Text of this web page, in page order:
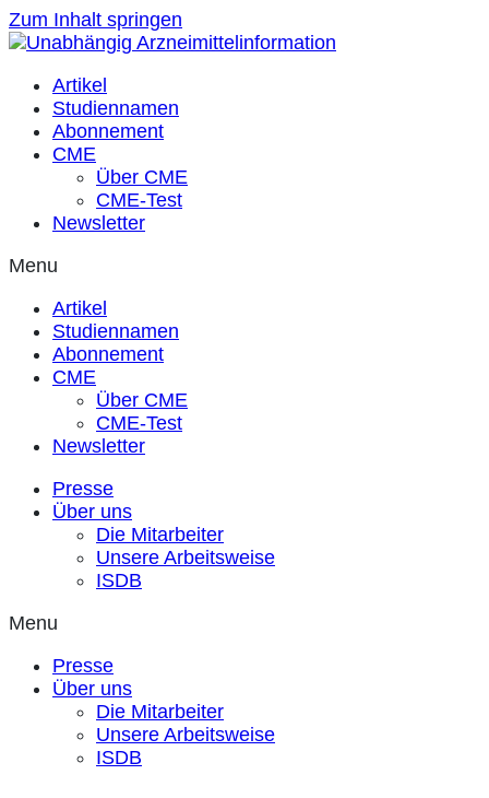
Zum Inhalt springen
Artikel
Studiennamen
Abonnement
CME
Über CME
CME-Test
Newsletter
Menu
Artikel
Studiennamen
Abonnement
CME
Über CME
CME-Test
Newsletter
Presse
Über uns
Die Mitarbeiter
Unsere Arbeitsweise
ISDB
Menu
Presse
Über uns
Die Mitarbeiter
Unsere Arbeitsweise
ISDB